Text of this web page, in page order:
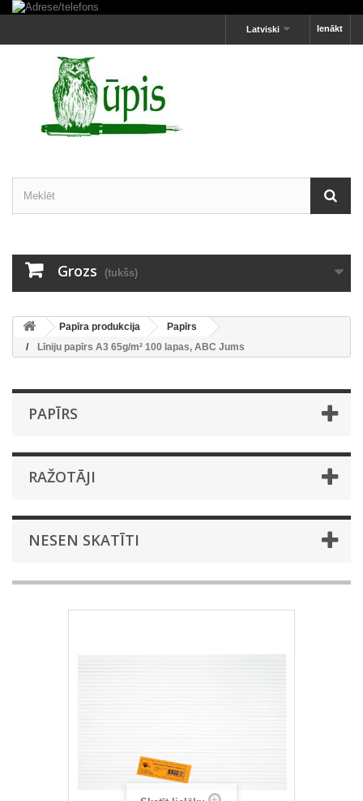
Ienākt
Latviski
Grozs (tukšs)
Papīra produkcija
Papīrs
Līniju papīrs A3 65g/m² 100 lapas, ABC Jums
PAPĪRS
RAŽOTĀJI
NESEN SKATĪTI